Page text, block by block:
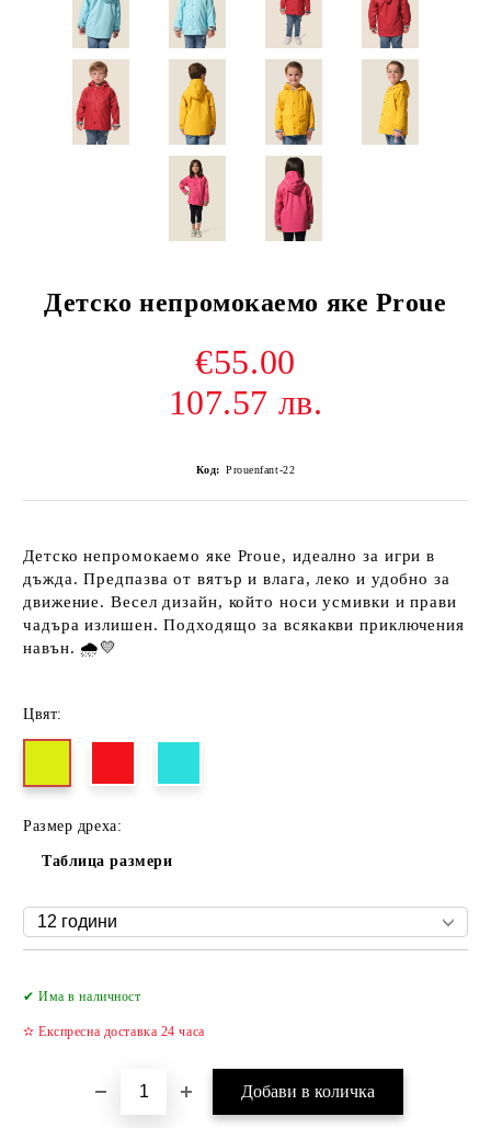
Детско непромокаемо яке Proue
€55.00
107.57 лв.
Код: Prouenfant-22
Детско непромокаемо яке Prouе, идеално за игри в
дъжда. Предпазва от вятър и влага, леко и удобно за
движение. Весел дизайн, който носи усмивки и прави
чадъра излишен. Подходящо за всякакви приключения
навън. 🌧️💛
Цвят:
Размер дреха:
Таблица размери
✔ Има в наличност
✫ Експресна доставка 24 часа